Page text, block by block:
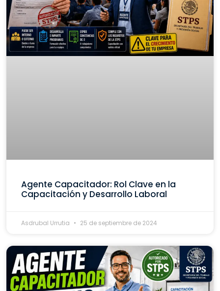
Agente Capacitador: Rol Clave en la
Capacitación y Desarrollo Laboral
Asdrubal Urrutia 25 de septiembre de 2024